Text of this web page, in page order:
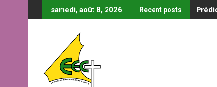
to
samedi, août 8, 2026 Recent posts